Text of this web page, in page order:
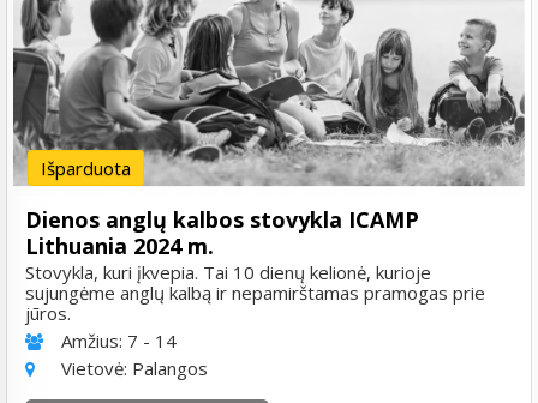
Išparduota
Dienos anglų kalbos stovykla ICAMP
Lithuania 2024 m.
Stovykla, kuri įkvepia. Tai 10 dienų kelionė, kurioje
sujungėme anglų kalbą ir nepamirštamas pramogas prie
jūros.
Amžius: 7 - 14
Vietovė: Palangos